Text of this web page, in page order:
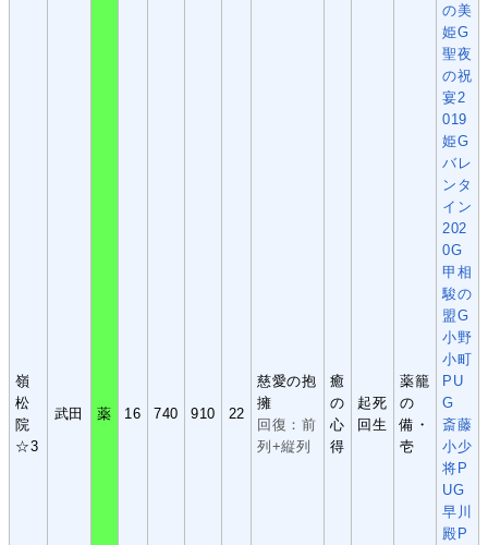
嶺
松
院
☆3
武田 薬 16 740 910 22
慈愛の抱
擁
回復：前
列+縦列
癒
の
心
得
起死
回生
薬籠
の
備・
壱
の美
姫G
聖夜
の祝
宴2
019
姫G
バレ
ンタ
イン
202
0G
甲相
駿の
盟G
小野
小町
PU
G
斎藤
小少
将P
UG
早川
殿P